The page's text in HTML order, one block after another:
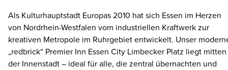
Als Kulturhauptstadt Europas 2010 hat sich Essen im Herzen
von Nordrhein-Westfalen vom industriellen Kraftwerk zur
kreativen Metropole im Ruhrgebiet entwickelt. Unser
„redbrick“ Premier Inn Essen City Limbecker Platz liegt
der Innenstadt – ideal für alle, die zentral übernachten und